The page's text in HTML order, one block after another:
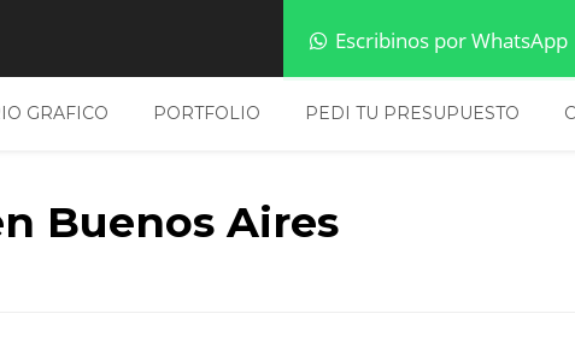
Escribinos por WhatsApp
GRAFICO PORTFOLIO PEDI TU PRESUPUESTO
Buenos Aires